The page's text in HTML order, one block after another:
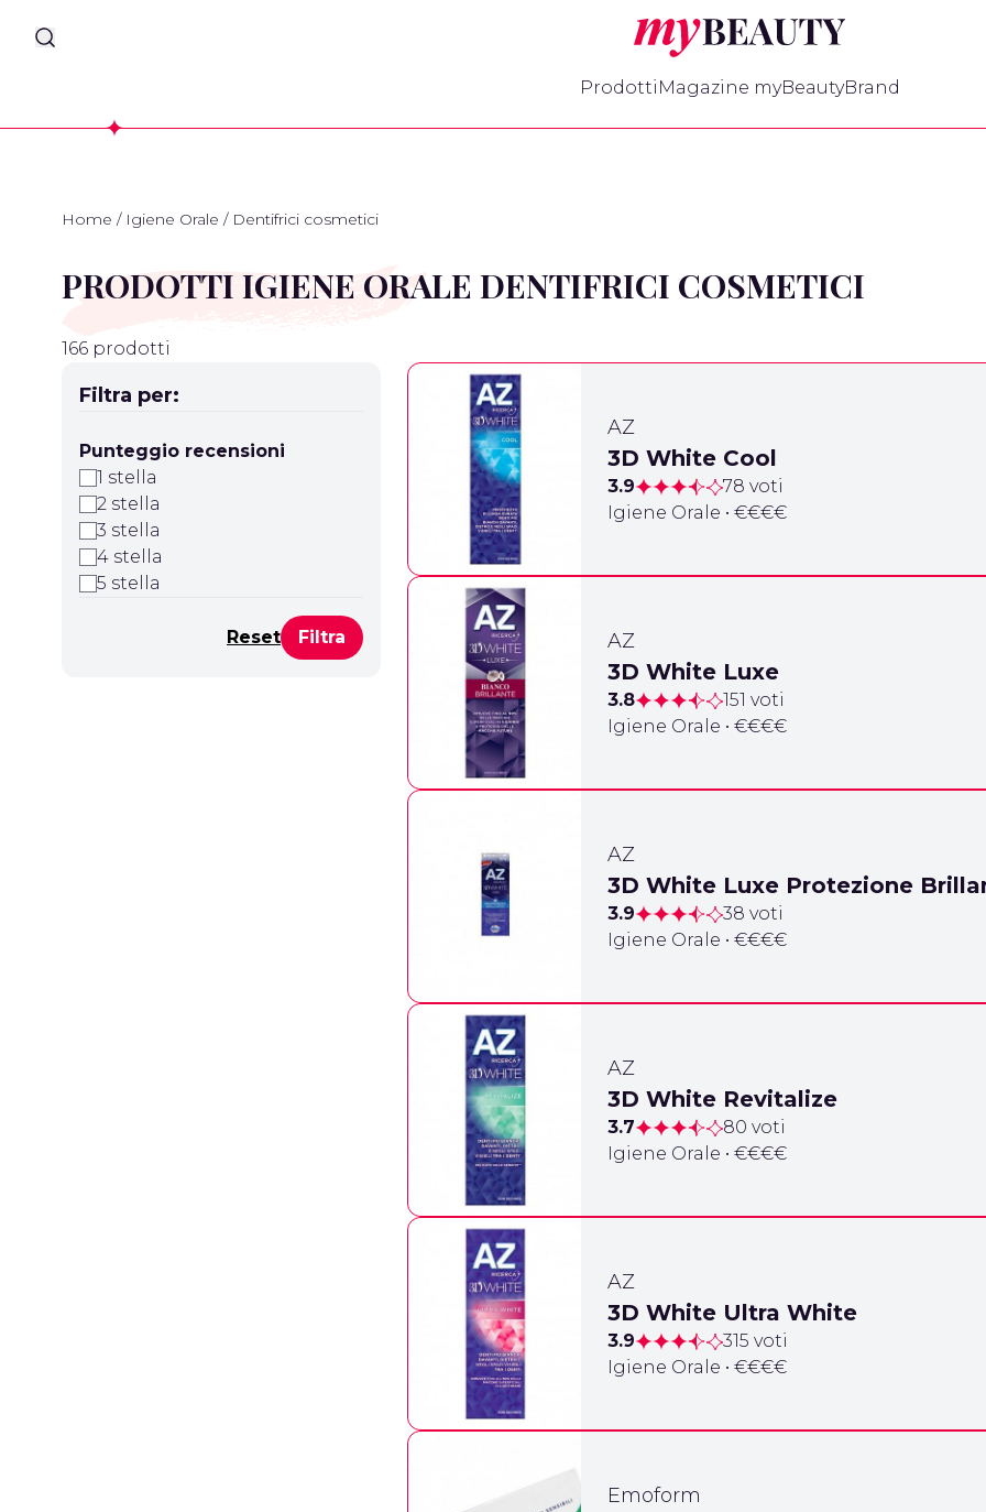
myBeauty
Prodotti Magazine myBeautyBrand
Home / Igiene Orale / Dentifrici cosmetici
PRODOTTI IGIENE ORALE DENTIFRICI COSMETICI
166 prodotti
Filtra per:
Punteggio recensioni
1 stella
2 stella
3 stella
4 stella
5 stella
Reset
AZ
3D White Cool
3.9
78 voti
Igiene Orale • €€€€
AZ
3D White Luxe
3.8
151 voti
Igiene Orale • €€€€
AZ
3D White Luxe Protezione
3.9
38 voti
Igiene Orale • €€€€
AZ
3D White Revitalize
3.7
80 voti
Igiene Orale • €€€€
AZ
3D White Ultra White
3.9
315 voti
Igiene Orale • €€€€
Emoform